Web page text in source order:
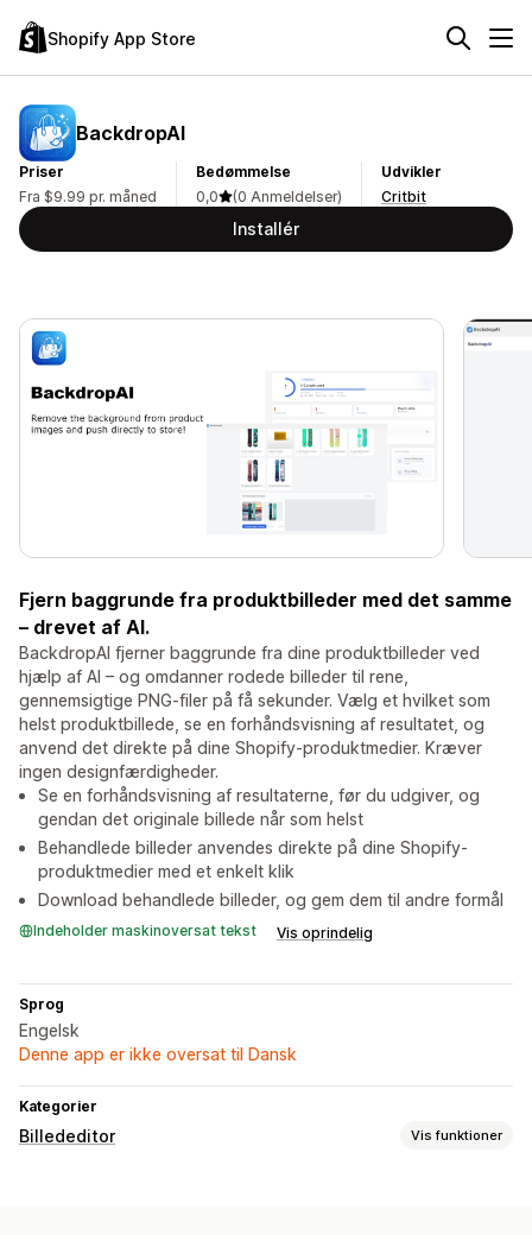
Shopify App Store
BackdropAI
Priser
Fra $9.99 pr. måned
Bedømmelse
0,0
(0 Anmeldelser)
Udvikler
Critbit
Installér
Fjern baggrunde fra produktbilleder med det samme
– drevet af AI.
BackdropAI fjerner baggrunde fra dine produktbilleder ved
hjælp af AI – og omdanner rodede billeder til rene,
gennemsigtige PNG-filer på få sekunder. Vælg et hvilket som
helst produktbillede, se en forhåndsvisning af resultatet, og
anvend det direkte på dine Shopify-produktmedier. Kræver
ingen designfærdigheder.
Se en forhåndsvisning af resultaterne, før du udgiver, og
gendan det originale billede når som helst
Behandlede billeder anvendes direkte på dine Shopify-
produktmedier med et enkelt klik
Download behandlede billeder, og gem dem til andre formål
Indeholder maskinoversat tekst Vis oprindelig
Sprog
Engelsk
Denne app er ikke oversat til Dansk
Kategorier
Billededitor Vis funktioner